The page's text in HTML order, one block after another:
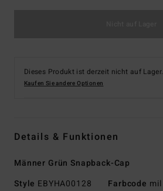
Dieses Produkt ist derzeit nicht auf Lager.
Kaufen Sie andere Optionen
Details & Funktionen
Männer Grün Snapback-Cap
Style EBYHA00128 Farbcode mil